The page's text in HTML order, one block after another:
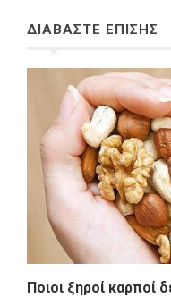
ΔΙΑΒΑΣΤΕ ΕΠΙΣΗΣ
Ποιοι ξηροί καρποί